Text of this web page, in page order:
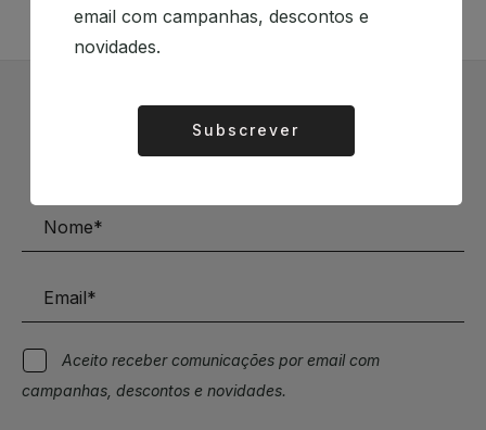
Subscrever Newsletter
Aceito receber comunicações por email com
campanhas, descontos e novidades.
email com campanhas, descontos e
novidades.
Subscrever